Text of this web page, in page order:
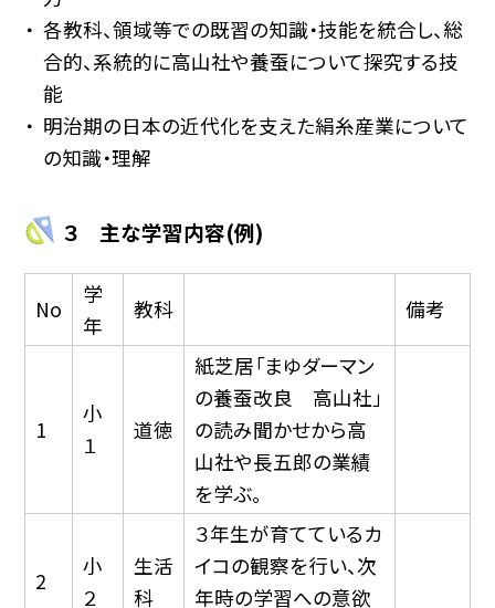
各教科、領域等での既習の知識・技能を統合し、総
合的、系統的に高山社や養蚕について探究する技
能
明治期の日本の近代化を支えた絹糸産業について
の知識・理解
３ 主な学習内容(例)
No
学
年
教科 備考
1
小
１
道徳
紙芝居「まゆダーマン
の養蚕改良 高山社」
の読み聞かせから高
山社や長五郎の業績
を学ぶ。
2
小
２
生活
科
３年生が育てているカ
イコの観察を行い、次
年時の学習への意欲